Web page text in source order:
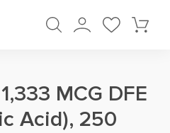
MCG DFE
Acid), 250